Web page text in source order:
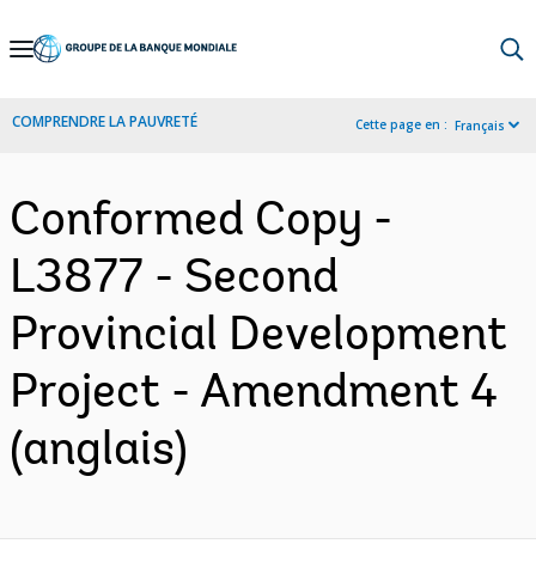
Skip
Navigation
COMPRENDRE LA PAUVRETÉ Cette page en : Français
Conformed Copy -
L3877 - Second
Provincial Development
Project - Amendment 4
(anglais)